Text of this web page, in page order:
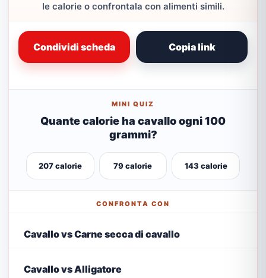
le calorie o confrontala con alimenti simili.
Condividi scheda Copia link
MINI QUIZ
Quante calorie ha cavallo ogni 100
grammi?
207 calorie 79 calorie 143 calorie
CONFRONTA CON
Cavallo vs Carne secca di cavallo
Cavallo vs Alligatore